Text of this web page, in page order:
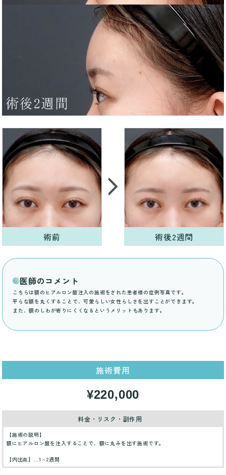
術前 術後2週間
医師のコメント
こちらは額のヒアルロン酸注入の施術をされた患者様の症例写真です。
平らな額を丸くすることで、可愛らしい女性らしさを出すことができます。
また、額のしわが寄りにくくなるというメリットもあります。
施術費用
¥220,000
料金・リスク・副作用
【施術の説明】
額にヒアルロン酸を注入することで、額に丸みを出す施術です。
【内出血】…1～2週間